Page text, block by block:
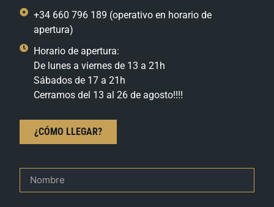
+34 660 796 189 (operativo en horario de
apertura)
Horario de apertura:
De lunes a viernes de 13 a 21h
Sábados de 17 a 21h
Cerramos del 13 al 26 de agosto!!!!
¿CÓMO LLEGAR?